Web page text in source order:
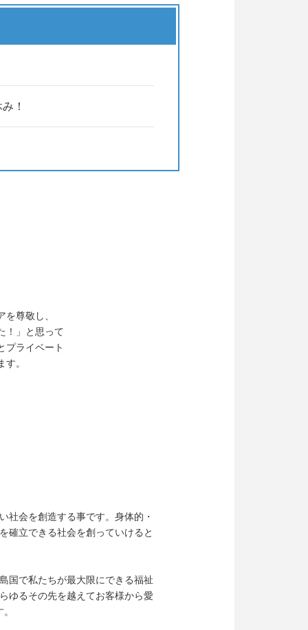
！
尊敬し、
！」と思って
プライベート
。
社会を創造する事です。身体的・
確立できる社会を創っていけると
国で私たちが最大限にできる福祉
ゆるその先を越えてお客様から愛